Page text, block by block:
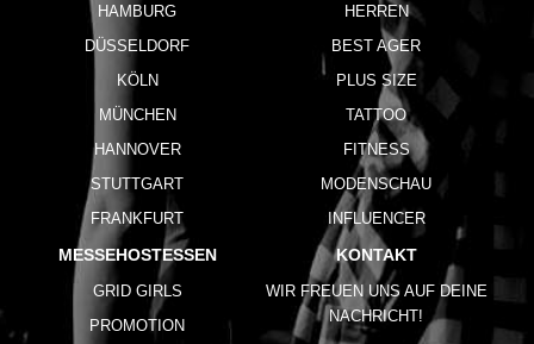
HAMBURG
DÜSSELDORF
KÖLN
MÜNCHEN
HANNOVER
STUTTGART
FRANKFURT
HERREN
BEST AGER
PLUS SIZE
TATTOO
FITNESS
MODENSCHAU
INFLUENCER
MESSEHOSTESSEN
GRID GIRLS
PROMOTION
KONTAKT
WIR FREUEN UNS AUF DEINE
NACHRICHT!